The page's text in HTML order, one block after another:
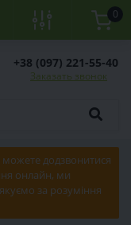
0
+38 (097) 221-55-40
Заказать звонок
додзвонитися
онлайн, ми
за розуміння